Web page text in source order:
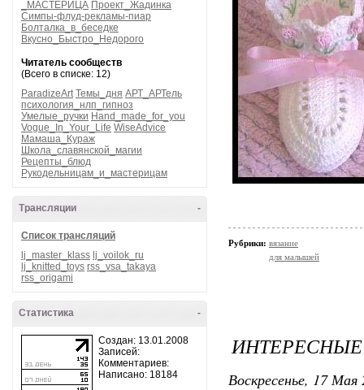
_МАСТЕРИЦА Проект_Жадинка
Симпы-флуд-рекламы-пиар
Болталка_в_беседке
Вкусно_Быстро_Недорого
Читатель сообществ
(Всего в списке: 12)
ParadizeArt Темы_дня АРТ_АРТель
психология_нлп_гипноз
Умелые_ручки Hand_made_for_you
Vogue_In_Your_Life WiseAdvice
Мамаша_Кураж
Школа_славянской_магии
Рецепты_блюд
Рукодельницам_и_мастерицам
-
Трансляции
Список трансляций
lj_master_klass lj_voilok_ru
lj_knitted_toys rss_vsa_takaya
rss_origami
-
Статистика
Создан: 13.01.2008
Записей:
Комментариев:
Написано: 18184
Рубрики: вязание
для малышей
Воскресенье, 17